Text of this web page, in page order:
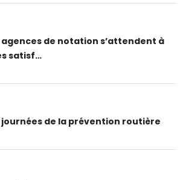
agences de notation s’attendent à
satisf…
journées de la prévention routière